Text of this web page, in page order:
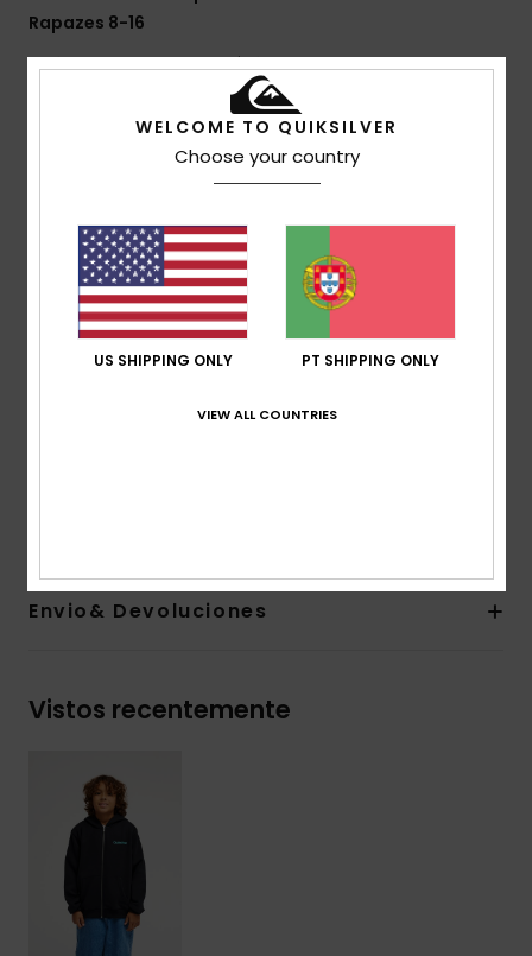
Rapazes 8-16
EstiloEQBFT03996 Código de Corkvj0
Características
55% algodão, 45% poliéster [280 g/m2]
Acabamento:interior escovado
Design com capuz
Fecho:fecho de correr completo
Punhos e barra em malha canelada 1x1
Bolsos:bolso tipo canguru
Etiqueta da marca: pacote de etiquetas tecidas
Envio& Devoluciones
Vistos recentemente
WELCOME TO QUIKSILVER
Choose your country
US SHIPPING ONLY PT SHIPPING ONLY
VIEW ALL COUNTRIES